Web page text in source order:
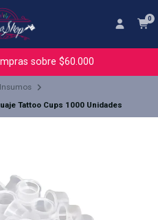
0
sobre $60.000
Insumos
Tattoo Cups 1000 Unidades